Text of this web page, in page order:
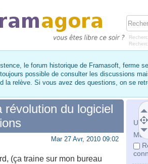
le forum historique de Framasoft, ferme
possible de consulter les discussions
la relève. Si vous avez des questions, on se
Mot
révolution du logiciel
Mar 27 Avr, 2010 09:02
(ça traine sur mon bureau